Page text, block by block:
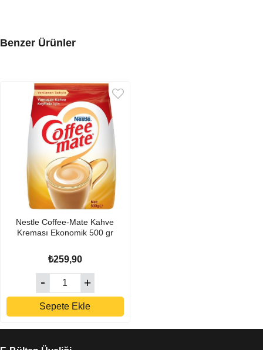
Benzer Ürünler
Nestle Coffee-Mate Kahve
Kreması Ekonomik 500 gr
₺259,90
Sepete Ekle